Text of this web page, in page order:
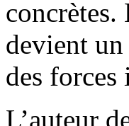
devient
des forces
L’auteur